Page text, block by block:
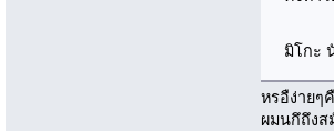
มิโกะ
หรอืง่ายๆ
ผมนกึถึงส